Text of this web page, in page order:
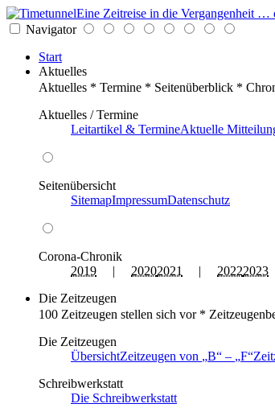
Eine Zeitreise in die Vergangenheit …
Navigator
Start
Aktuelles
Aktuelles * Termine * Seitenüberblick *
Aktuelles / Termine
Leitartikel & TermineAktuelle
Seitenübersicht
SitemapImpressumDatenschutz
Corona-Chronik
2019 | 20202021 | 20222023
Die Zeitzeugen
100 Zeitzeugen stellen sich vor *
Die Zeitzeugen
ÜbersichtZeitzeugen von B – F
Schreibwerkstatt
Die Schreibwerkstatt